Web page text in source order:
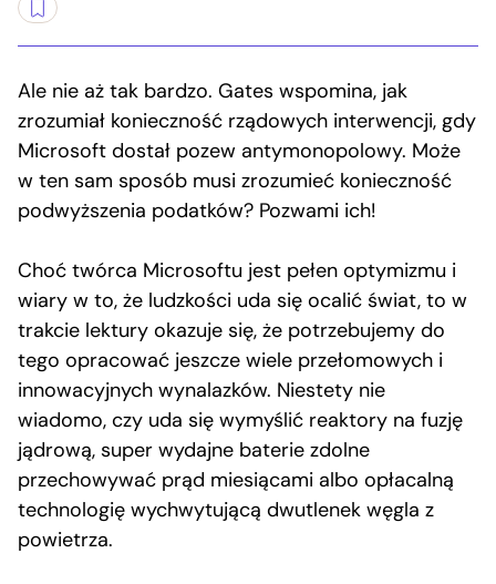
Ale nie aż tak bardzo. Gates wspomina, jak
zrozumiał konieczność rządowych interwencji, gdy
Microsoft dostał pozew antymonopolowy. Może
w ten sam sposób musi zrozumieć konieczność
podwyższenia podatków? Pozwami ich!
Choć twórca Microsoftu jest pełen optymizmu i
wiary w to, że ludzkości uda się ocalić świat, to w
trakcie lektury okazuje się, że potrzebujemy do
tego opracować jeszcze wiele przełomowych i
innowacyjnych wynalazków. Niestety nie
wiadomo, czy uda się wymyślić reaktory na fuzję
jądrową, super wydajne baterie zdolne
przechowywać prąd miesiącami albo opłacalną
technologię wychwytującą dwutlenek węgla z
powietrza.